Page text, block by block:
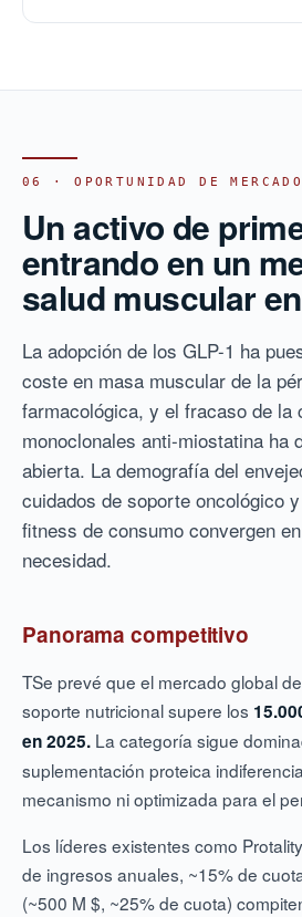
06 · OPORTUNIDAD DE MERCADO
Un activo de
entrando en un
salud muscular
La adopción de los GLP-1 ha
coste en masa muscular de la
farmacológica, y el fracaso de la
monoclonales anti-miostatina ha
abierta. La demografía del
cuidados de soporte oncológico
fitness de consumo convergen
necesidad.
Panorama competitivo
TSe prevé que el mercado global
soporte nutricional supere los
en 2025. La categoría sigue
suplementación proteica
mecanismo ni optimizada para el
Los líderes existentes como
de ingresos anuales, ~15% de
(~500 M $, ~25% de cuota)